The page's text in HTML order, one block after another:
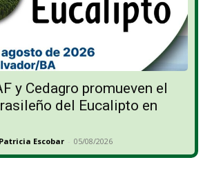
y Cedagro promueven el
del Eucalipto en
Patricia Escobar - 05/08/2026